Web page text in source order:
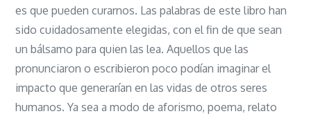
es que pueden curarnos. Las palabras de este libro han
sido cuidadosamente elegidas, con el fin de que sean
un bálsamo para quien las lea. Aquellos que las
pronunciaron o escribieron poco podían imaginar el
impacto que generarían en las vidas de otros seres
humanos. Ya sea a modo de aforismo, poema, relato